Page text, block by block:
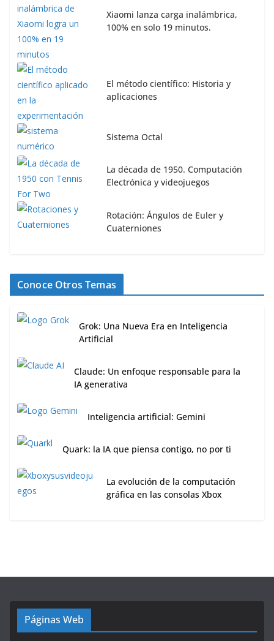
Xiaomi lanza carga inalámbrica,
100% en solo 19 minutos.
El método científico: Historia y
aplicaciones
Sistema Octal
La década de 1950. Computación
Electrónica y videojuegos
Rotación: Ángulos de Euler y
Cuaterniones
Conoce Otros Temas
Grok: Una Nueva Era en Inteligencia
Artificial
Claude: Un enfoque responsable para la
IA generativa
Inteligencia artificial: Gemini
Quark: la IA que piensa contigo, no por ti
La evolución de la computación
gráfica en las consolas Xbox
Páginas Web